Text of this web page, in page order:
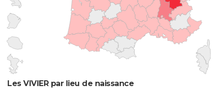
Les VIVIER par lieu de naissance